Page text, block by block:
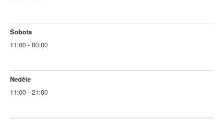
Sobota
11:00 - 00:00
Neděle
11:00 - 21:00